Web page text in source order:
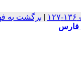
| برگشت به